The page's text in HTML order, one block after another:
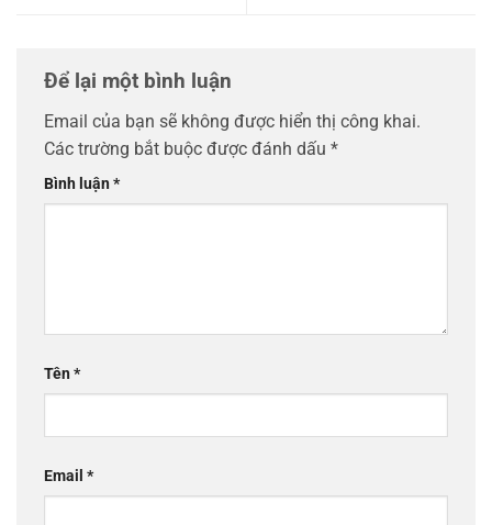
Để lại một bình luận
Email của bạn sẽ không được hiển thị công khai.
Các trường bắt buộc được đánh dấu *
Bình luận*
Tên*
Email *